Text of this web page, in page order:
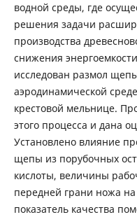
водной среды, где
решения задачи
производства
снижения
исследован размол
аэродинамической
крестовой мельнице.
этого процесса и дана
Установлено влияние
щепы из порубочных
кислоты, величины
передней грани ножа
показатель качества